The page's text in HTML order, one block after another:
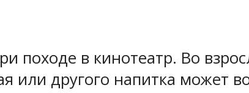
походе в кинотеатр. Во
или другого напитка может